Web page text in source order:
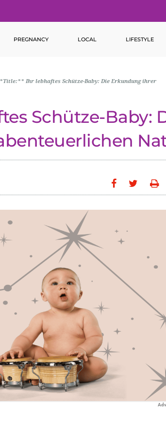
PREGNANCY LOCAL LIFESTYLE
Ihr lebhaftes Schütze-Baby: Die Erkundung ihrer
Schütze-Baby: